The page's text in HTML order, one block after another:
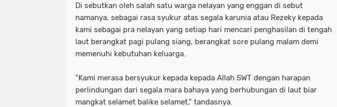
Di sebutkan oleh salah satu warga nelayan yang enggan di sebut
namanya, sebagai rasa syukur atas segala karunia atau Rezeky kepada
kami sebagai pra nelayan yang setiap hari mencari penghasilan di tengah
laut berangkat pagi pulang siang, berangkat sore pulang malam demi
memenuhi kebutuhan keluarga.
"Kami merasa bersyukur kepada kepada Allah SWT dengan harapan
perlindungan dari segala mara bahaya yang berhubungan di laut biar
mangkat selamet balike selamet," tandasnya.